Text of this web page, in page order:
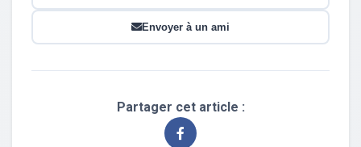
Envoyer à un ami
Partager cet article :